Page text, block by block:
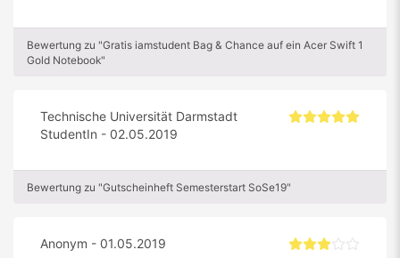
Bewertung zu "Gratis iamstudent Bag & Chance auf ein Acer Swift 1
Gold Notebook"
Technische Universität Darmstadt
StudentIn - 02.05.2019
Bewertung zu "Gutscheinheft Semesterstart SoSe19"
Anonym - 01.05.2019